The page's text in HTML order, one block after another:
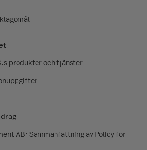
produkter och tjänster
AB: Sammanfattning av Policy för